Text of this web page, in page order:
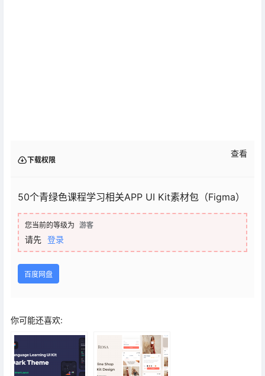
下载权限
查看
50个青绿色课程学习相关APP UI Kit素材包（Figma）
您当前的等级为 游客
请先 登录
百度网盘
你可能还喜欢: